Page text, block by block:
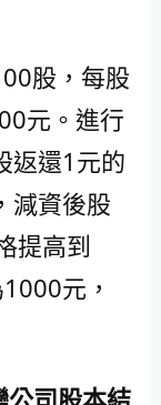
股，每股
元。進行
返還1元的
減資後股
提高到
元，